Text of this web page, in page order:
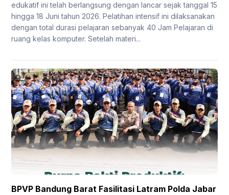
edukatif ini telah berlangsung dengan lancar sejak tanggal 15
hingga 18 Juni tahun 2026. Pelatihan intensif ini dilaksanakan
dengan total durasi pelajaran sebanyak 40 Jam Pelajaran di
ruang kelas komputer. Setelah materi...
BPVP Bandung Barat Fasilitasi Latram Polda Jabar